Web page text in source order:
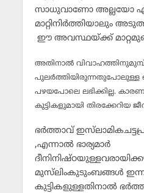
സാധുവാണോ അല്ലയോ
മാറ്റിനിര്‍ത്തിയാലും
ഈ അവസ്ഥയ്ക്ക്
അതിനാല്‍
പുലര്‍ത്തിയിരുന്നതുപോലുള്ള
പഴയപോലെ ലഭിക്കില്ല.
കുട്ടികളുമായി തിരക്കേറിയ
ഭര്‍ത്താവ്
,എന്നാല്‍ ഭാര്യമാര്‍
മുസ്‌ലിംകുടുംബങ്ങള്‍
കുട്ടികളുള്ളതിനാല്‍